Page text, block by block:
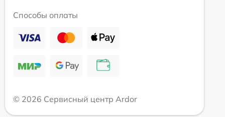
Способы оплаты
© 2026 Сервисный центр Ardor